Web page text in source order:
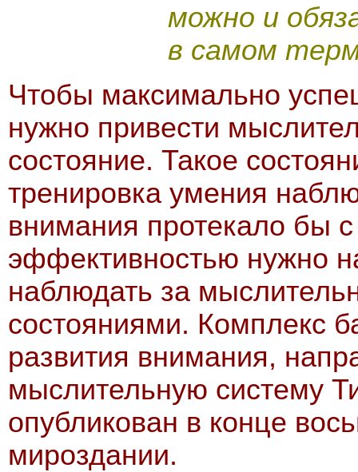
можно и
в самом
Чтобы максимально
нужно привести
состояние. Такое
тренировка умения
внимания протекало бы
эффективностью нужно
наблюдать за
состояниями. Комплекс
развития внимания,
мыслительную систему
опубликован в конце
мироздании.